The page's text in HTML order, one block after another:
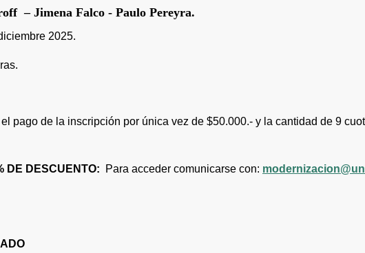
– Jimena Falco - Paulo Pereyra.
2025.
pago de la inscripción por única vez de $50.000.- y la cantidad de 9
DE DESCUENTO: Para acceder comunicarse con: